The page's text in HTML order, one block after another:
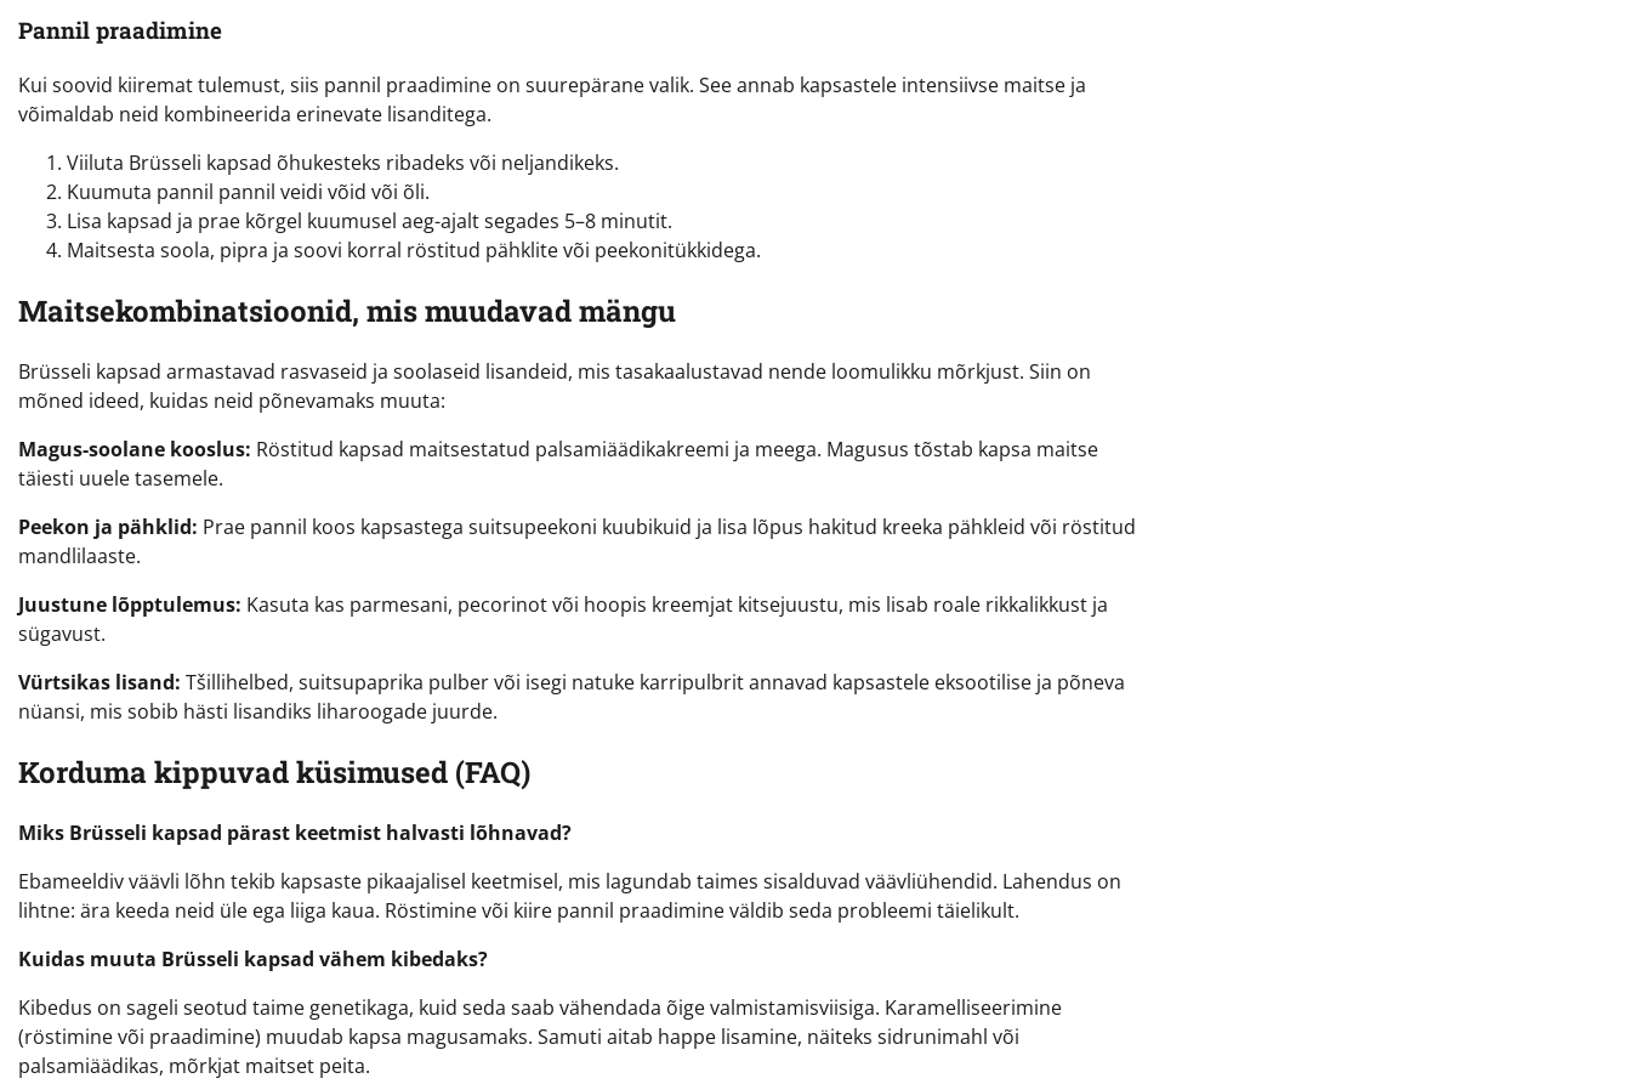
Pannil praadimine
Kui soovid kiiremat tulemust, siis pannil praadimine on suurepärane valik. See annab kapsastele intensiivse maitse ja
võimaldab neid kombineerida erinevate lisanditega.
Viiluta Brüsseli kapsad õhukesteks ribadeks või neljandikeks.
Kuumuta pannil pannil veidi võid või õli.
Lisa kapsad ja prae kõrgel kuumusel aeg-ajalt segades 5–8 minutit.
Maitsesta soola, pipra ja soovi korral röstitud pähklite või peekonitükkidega.
Maitsekombinatsioonid, mis muudavad mängu
Brüsseli kapsad armastavad rasvaseid ja soolaseid lisandeid, mis tasakaalustavad nende loomulikku mõrkjust. Siin on
mõned ideed, kuidas neid põnevamaks muuta:
Magus-soolane kooslus: Röstitud kapsad maitsestatud palsamiäädikakreemi ja meega. Magusus tõstab kapsa maitse
täiesti uuele tasemele.
Peekon ja pähklid: Prae pannil koos kapsastega suitsupeekoni kuubikuid ja lisa lõpus hakitud kreeka pähkleid või röstitud
mandlilaaste.
Juustune lõpptulemus: Kasuta kas parmesani, pecorinot või hoopis kreemjat kitsejuustu, mis lisab roale rikkalikkust ja
sügavust.
Vürtsikas lisand: Tšillihelbed, suitsupaprika pulber või isegi natuke karripulbrit annavad kapsastele eksootilise ja põneva
nüansi, mis sobib hästi lisandiks liharoogade juurde.
Korduma kippuvad küsimused (FAQ)
Miks Brüsseli kapsad pärast keetmist halvasti lõhnavad?
Ebameeldiv väävli lõhn tekib kapsaste pikaajalisel keetmisel, mis lagundab taimes sisalduvad väävliühendid. Lahendus on
lihtne: ära keeda neid üle ega liiga kaua. Röstimine või kiire pannil praadimine väldib seda probleemi täielikult.
Kuidas muuta Brüsseli kapsad vähem kibedaks?
Kibedus on sageli seotud taime genetikaga, kuid seda saab vähendada õige valmistamisviisiga. Karamelliseerimine
(röstimine või praadimine) muudab kapsa magusamaks. Samuti aitab happe lisamine, näiteks sidrunimahl või
palsamiäädikas, mõrkjat maitset peita.